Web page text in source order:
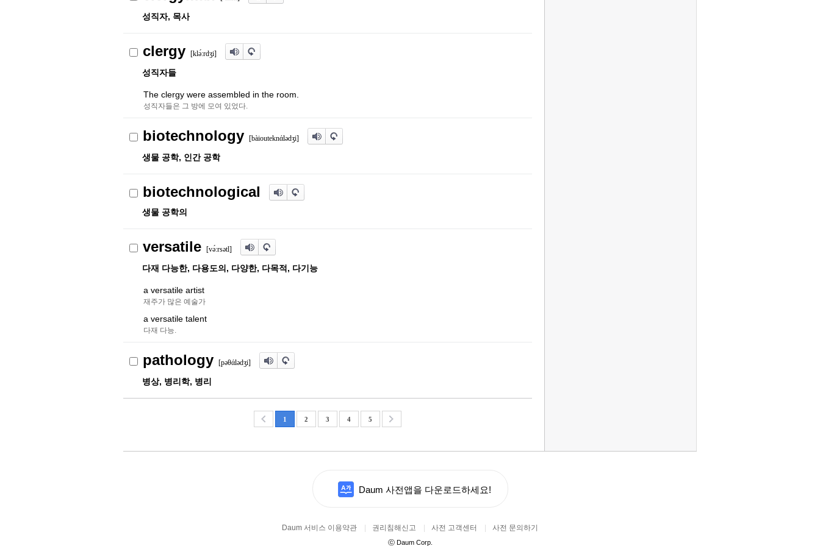
성직자, 목사
clergy [klə́ːrdʒi]
성직자들
The clergy were assembled in the room.
성직자들은 그 방에 모여 있었다.
biotechnology [bàiouteknάlədʒi]
생물 공학, 인간 공학
biotechnological
생물 공학의
versatile [və́ːrsətl]
다재 다능한, 다용도의, 다양한, 다목적, 다기능
a versatile artist
재주가 많은 예술가
a versatile talent
다재 다능.
pathology [pəθάlədʒi]
병상, 병리학, 병리
1 2 3 4 5
Daum 사전앱을 다운로드하세요!
Daum 서비스 이용약관 권리침해신고 사전 고객센터 사전 문의하기
ⓒDaum Corp.